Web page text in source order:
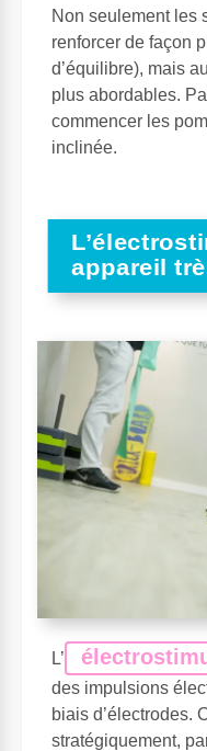
Non seulement les
renforcer de façon
d’équilibre), mais
plus abordables.
commencer les
inclinée.
appareil
L’
des impulsions
biais d’électrodes.
stratégiquement,